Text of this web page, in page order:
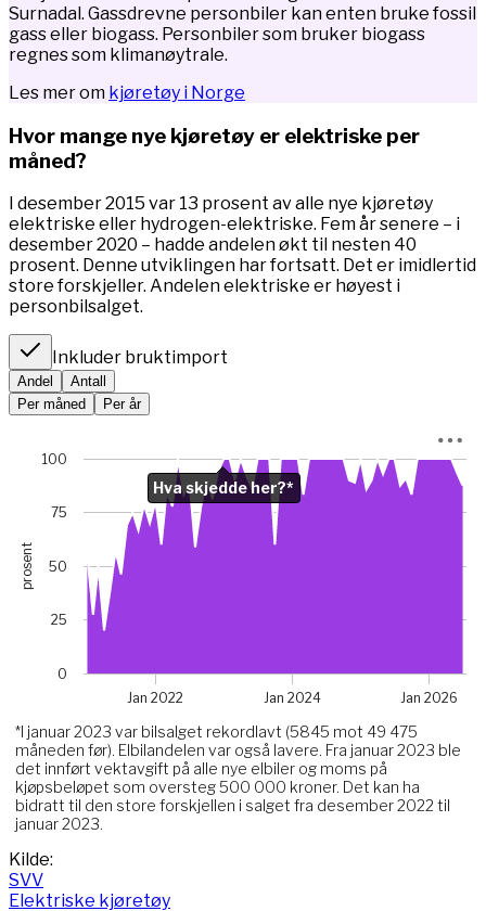
Surnadal. Gassdrevne personbiler kan enten bruke fossil
gass eller biogass. Personbiler som bruker biogass
regnes som klimanøytrale.
Les mer om kjøretøy i Norge
Hvor mange nye kjøretøy er elektriske per
måned?
I desember 2015 var 13 prosent av alle nye kjøretøy
elektriske eller hydrogen-elektriske. Fem år senere – i
desember 2020 – hadde andelen økt til nesten 40
prosent. Denne utviklingen har fortsatt. Det er imidlertid
store forskjeller. Andelen elektriske er høyest i
personbilsalget.
Inkluder bruktimport
Andel
Antall
Per måned
Per år
Chart with 67 data points.
*I januar 2023 var bilsalget rekordlavt (5845 mot 49
View as data table, Chart
The chart has 1 X axis displaying Time. Data ranges from
The chart has 1 Y axis displaying prosent. Data ranges
Chart annotations summary
Hva skjedde her?*. Related to Elektriske, data point
prosent
*I januar 2023 var bilsalget rekordlavt (5845 mot 49 475
måneden før). Elbilandelen var også lavere. Fra januar 2023 ble
det innført vektavgift på alle nye elbiler og moms på
kjøpsbeløpet som oversteg 500 000 kroner. Det kan ha
bidratt til den store forskjellen i salget fra desember 2022 til
januar 2023.
Jan 2022 Jan 2024 Jan 2026
0
25
50
75
100
Hva skjedde her?*
End of interactive chart.
Kilde:
SVV
Elektriske kjøretøy